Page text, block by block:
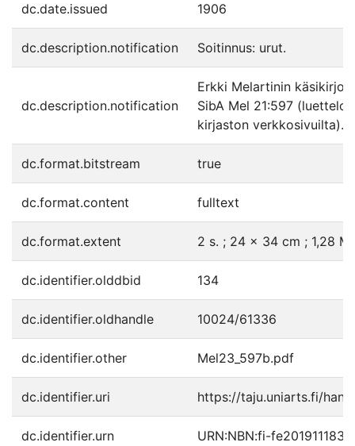
dc.date.issued 1906
dc.description.notification Soitinnus: urut.
dc.description.notification
Erkki Melartinin
SibA Mel 21:597
kirjaston verkkosivuilta).
dc.format.bitstream true
dc.format.content fulltext
dc.format.extent 2 s. ; 24 x 34 cm ; 1,28 Mt
dc.identifier.olddbid 134
dc.identifier.oldhandle 10024/61336
dc.identifier.other Mel23_597b.pdf
dc.identifier.uri https://taju.uniarts.fi/
dc.identifier.urn URN:NBN:fi-